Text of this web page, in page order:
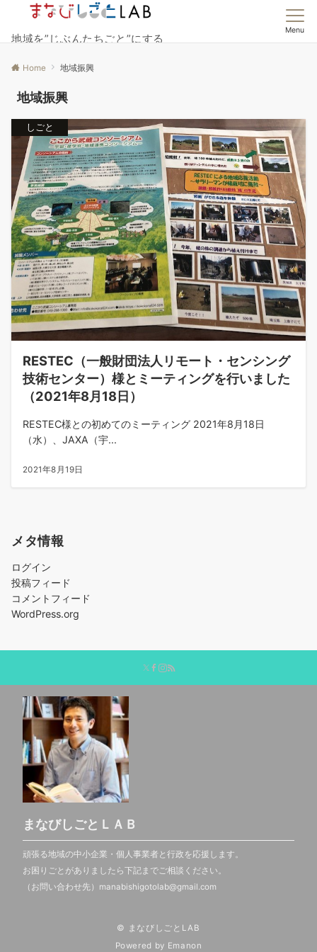
地域を”じぶんたちごと”にする
Menu
Home 地域振興
地域振興
しごと
RESTEC（一般財団法人リモート・センシング
技術センター）様とミーティングを行いました
（2021年8月18日）
RESTEC様との初めてのミーティング 2021年8月18日
（水）、JAXA（宇...
2021年8月19日
メタ情報
ログイン
投稿フィード
コメントフィード
WordPress.org
まなびしごとＬＡＢ
頑張る地域の中小企業・個人事業者と行政を応援します。
お困りごとがありましたら下記までご相談ください。
（お問い合わせ先）manabishigotolab@gmail.com
© まなびしごとLAB
Powered by Emanon